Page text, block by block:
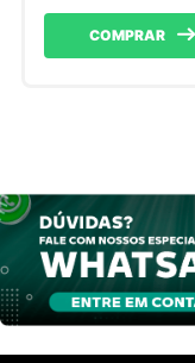
COMPRAR